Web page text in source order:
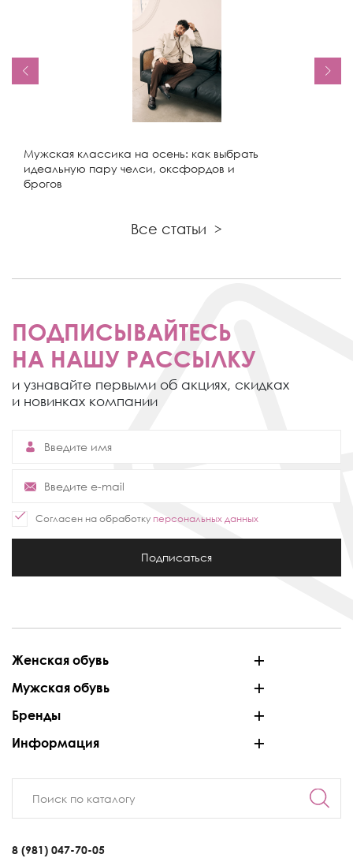
Мужская классика на осень: как выбрать
идеальную пару челси, оксфордов и
брогов
Все статьи >
ПОДПИСЫВАЙТЕСЬ
НА НАШУ РАССЫЛКУ
и узнавайте первыми об акциях, скидках
и новинках компании
Согласен на обработку персональных данных
Подписаться
Женская обувь
Мужская обувь
Бренды
Информация
8 (981) 047-70-05